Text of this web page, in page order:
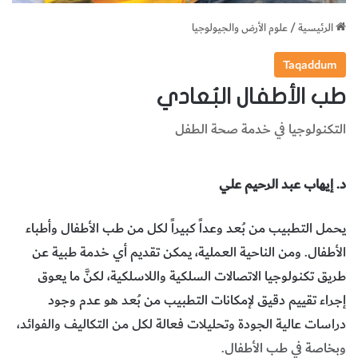
الرئيسية/علوم الأرض والجيولوجيا
Taqaddum
طب الأطفال البُعادي
التكنولوجيا في خدمة صحة الطفل
د. إيهاب عبد الرحيم علي
يحمل التطبيب من بُعد وعداً كبيراً لكل من طب الأطفال وأطباء
الأطفال. ومن الناحية العملية، يمكن تقديم أي خدمة طبية عن
طريق تكنولوجيا الاتصالات السلكية واللاسلكية، لكنَّ ما يعوق
إجراء تقييم دقيق لإمكانات التطبيب من بُعد هو عدم وجود
دراسات عالية الجودة وتحليلات فعالة لكل من التكاليف والفوائد،
وبخاصة في طب الأطفال.